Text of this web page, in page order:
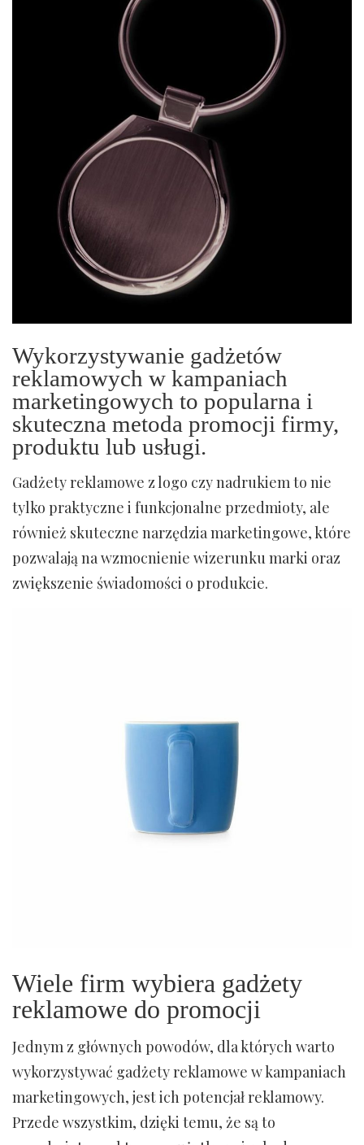
Wykorzystywanie gadżetów
reklamowych w kampaniach
marketingowych to popularna i
skuteczna metoda promocji firmy,
produktu lub usługi.
Gadżety reklamowe z logo czy nadrukiem to nie
tylko praktyczne i funkcjonalne przedmioty, ale
również skuteczne narzędzia marketingowe, które
pozwalają na wzmocnienie wizerunku marki oraz
zwiększenie świadomości o produkcie.
Wiele firm wybiera gadżety
reklamowe do promocji
Jednym z głównych powodów, dla których warto
wykorzystywać gadżety reklamowe w kampaniach
marketingowych, jest ich potencjał reklamowy.
Przede wszystkim, dzięki temu, że są to